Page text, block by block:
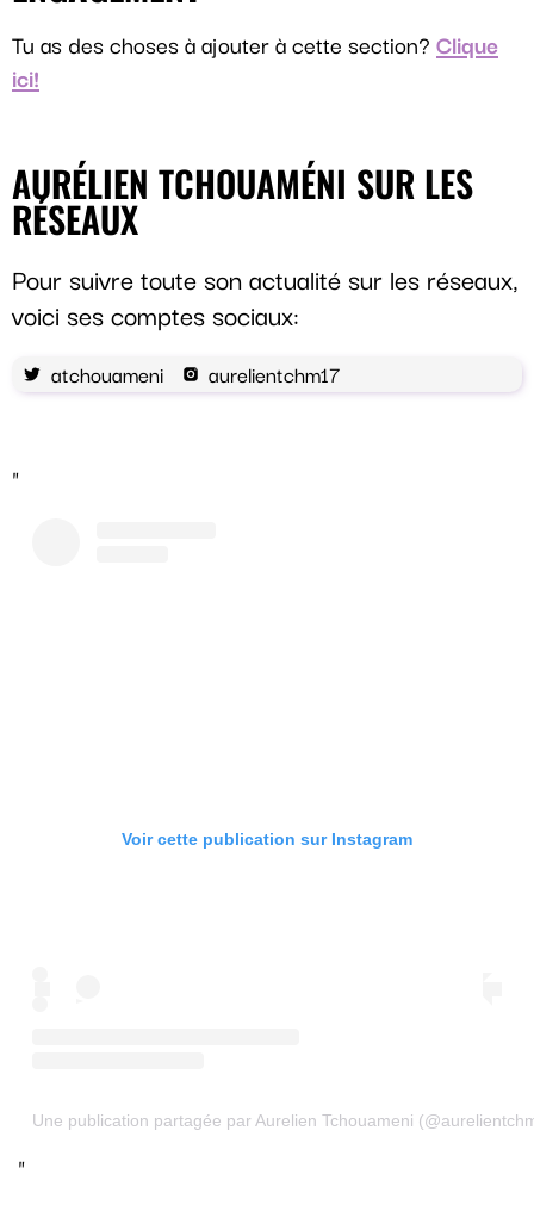
Tu as des choses à ajouter à cette section? Clique
ici!
AURÉLIEN TCHOUAMÉNI SUR LES
RÉSEAUX
Pour suivre toute son actualité sur les réseaux,
voici ses comptes sociaux:
atchouameni aurelientchm17
Voir cette publication sur Instagram
Une publication partagée par Aurelien Tchouameni